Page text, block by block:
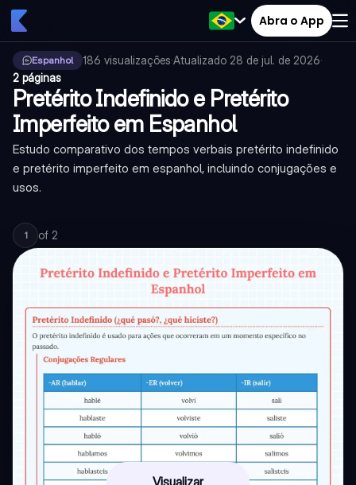
Abra o App
Espanhol 186 visualizações·Atualizado 28 de jul. de 2026·
2 páginas
Pretérito Indefinido e Pretérito
Imperfeito em Espanhol
Estudo comparativo dos tempos verbais pretérito indefinido
e pretérito imperfeito em espanhol, incluindo conjugações e
usos.
1 of 2